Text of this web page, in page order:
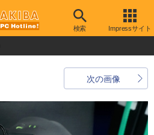
検索 Impressサイト
次の画像